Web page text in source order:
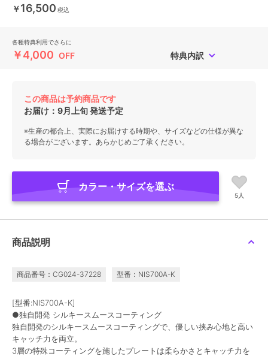
￥16,500 税込
各種特典利用でさらに
￥4,000 OFF 特典内訳
この商品は予約商品です
お届け： 9月上旬発送予定
※生産の都合上、実際にお届けする時期や、サイズなどの仕様が異な
る場合がございます。あらかじめご了承ください。
カラー・サイズを選ぶ
5人
商品説明
商品番号：CG024-37228 型番：NIS700A-K
[型番:NIS700A-K]
●独自開発 シルキースムースコーティング
独自開発のシルキースムースコーティングで、優しい挟み心地と高い
キャッチ力を両立。
3層の特殊コーティングを施したプレートは柔らかさとキャッチ力を